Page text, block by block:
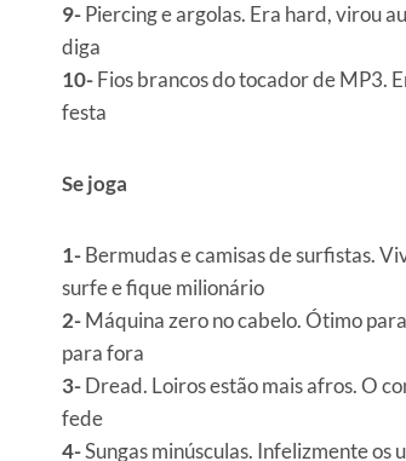
9-Piercing e argolas. Era hard, virou
diga
10-Fios brancos do tocador de MP3.
festa
Se joga
1-Bermudas e camisas de surfistas.
surfe e fique milionário
2-Máquina zero no cabelo. Ótimo
para fora
3-Dread. Loiros estão mais afros. O
fede
4-Sungas minúsculas. Infelizmente